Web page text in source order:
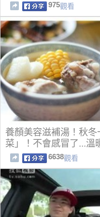
975觀看
養顏美容滋補湯！秋
菜」！不會感冒了...溫
6638觀看